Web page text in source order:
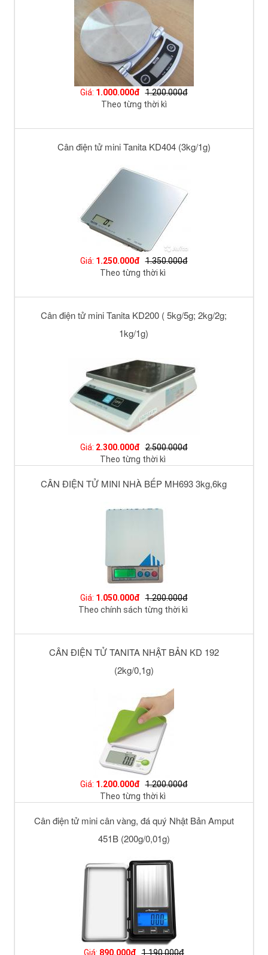
Giá: 1.000.000đ 1.200.000đ
Theo từng thời kì
Cân điện tử mini Tanita KD404 (3kg/1g)
Giá: 1.250.000đ 1.350.000đ
Theo từng thời kì
Cân điện tử mini Tanita KD200 ( 5kg/5g; 2kg/2g;
1kg/1g)
Giá: 2.300.000đ 2.500.000đ
Theo từng thời kì
CÂN ĐIỆN TỬ MINI NHÀ BẾP MH693 3kg,6kg
Giá: 1.050.000đ 1.200.000đ
Theo chính sách từng thời kì
CÂN ĐIỆN TỬ TANITA NHẬT BẢN KD 192
(2kg/0,1g)
Giá: 1.200.000đ 1.200.000đ
Theo từng thời kì
Cân điện tử mini cân vàng, đá quý Nhật Bản Amput
451B (200g/0,01g)
Giá: 890.000đ 1.190.000đ